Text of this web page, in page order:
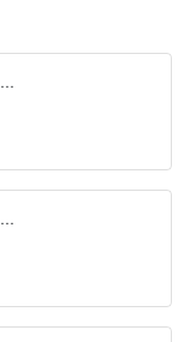
HAMMERMILL BREWERY (БУТЛЕГЕР)
HAMMERMILL BREWERY (БУТЛЕГЕР)